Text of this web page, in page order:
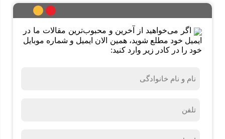
اگر می‌خواهید از آخرین و محبوب‌ترین مقالات ما در
ایمیل خود مطلع شوید، همین الان ایمیل و شماره موبایل
خود را در کادر زیر وارد کنید:
(ضروری)
(ضروری)